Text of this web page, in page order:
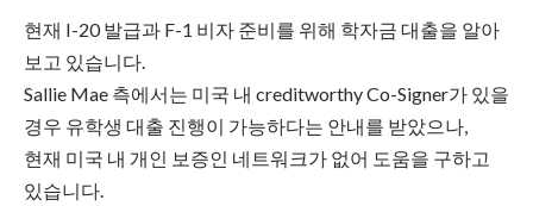
현재 I-20 발급과 F-1 비자 준비를 위해 학자금 대출을 알아
보고 있습니다.
Sallie Mae 측에서는 미국 내 creditworthy Co-Signer가 있을
경우 유학생 대출 진행이 가능하다는 안내를 받았으나,
현재 미국 내 개인 보증인 네트워크가 없어 도움을 구하고
있습니다.